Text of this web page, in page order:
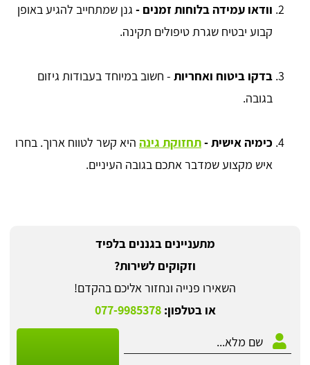
וודאו עמידה בלוחות זמנים - גנן שמתחייב להגיע באופן
קבוע יבטיח שגרת טיפולים תקינה.
בדקו ביטוח ואחריות - חשוב במיוחד בעבודות גיזום
בגובה.
כימיה אישית -תחזוקת גינה היא קשר לטווח ארוך. בחרו
איש מקצוע שמדבר אתכם בגובה העיניים.
מתעניינים בגננים בלפיד
וזקוקים לשירות?
השאירו פנייה ונחזור אליכם בהקדם!
או בטלפון:077-9985378